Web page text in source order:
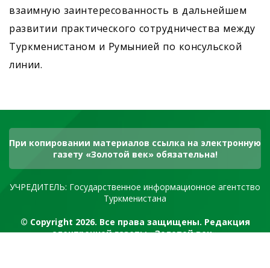
взаимную заинтересованность в дальнейшем
развитии практического сотрудничества между
Туркменистаном и Румынией по консульской
линии.
При копировании материалов ссылка на электронную
газету «Золотой век» обязательна!
УЧРЕДИТЕЛЬ: Государственное информационное агентство
Туркменистана
© Copyright 2026. Все права защищены. Редакция
электронной газеты «Золотой век»